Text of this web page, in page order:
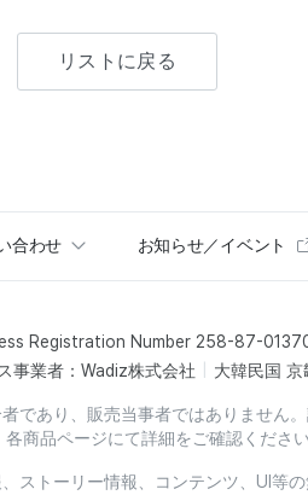
リストに戻る
合わせ お知らせ／イベント
Registration Number 258-87-
事業者：Wadiz株式会社 大韓民国
であり、販売当事者ではありません
商品ページにて詳細をご確認ください
ストーリー情報、コンテンツ、UI等